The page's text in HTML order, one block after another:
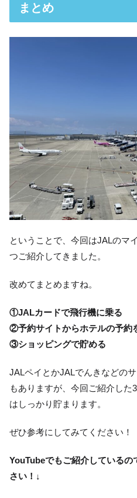
まとめ
ということで、今回はJALのマ
つご紹介してきました。
改めてまとめますね。
①JALカードで飛行機に乗る
②予約サイトからホテルの予約
③ショッピングで貯める
JALペイとかJALでんきなどの
もありますが、今回ご紹介し
はしっかり貯まります。
ぜひ参考にしてみてください！
YouTubeでもご紹介している
さい！↓